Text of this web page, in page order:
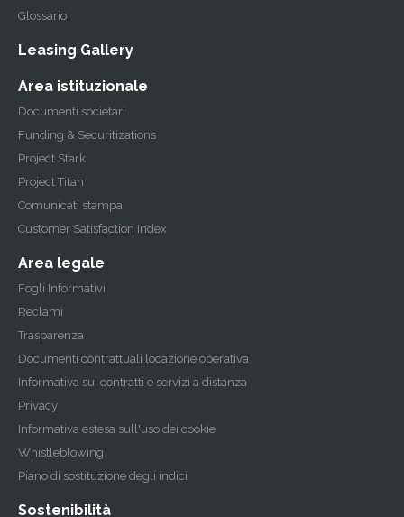
Glossario
Leasing Gallery
Area istituzionale
Documenti societari
Funding & Securitizations
Project Stark
Project Titan
Comunicati stampa
Customer Satisfaction Index
Area legale
Fogli Informativi
Reclami
Trasparenza
Documenti contrattuali locazione operativa
Informativa sui contratti e servizi a distanza
Privacy
Informativa estesa sull'uso dei cookie
Whistleblowing
Piano di sostituzione degli indici
Sostenibilità